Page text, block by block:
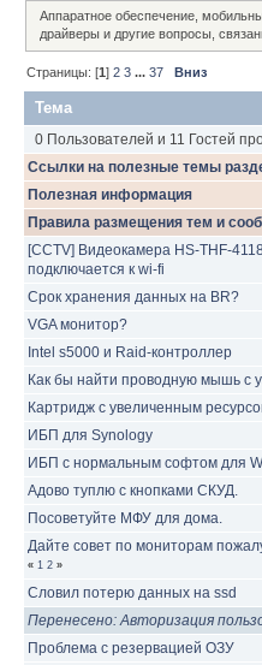
Аппаратное обеспечение,
драйверы и другие вопросы,
Страницы: [1]2 3 ...37 Вниз
Тема
0 Пользователей и 11 Гостей
Ссылки на полезные темы
Полезная информация
Правила размещения тем и
[CCTV] Видеокамера HS-THF-
подключается к wi-fi
Срок хранения данных на BR?
VGA монитор?
Intel s5000 и Raid-контроллер
Как бы найти проводную мышь с
Картридж с увеличенным
ИБП для Synology
ИБП с нормальным софтом для
Адово туплю с кнопками СКУД.
Посоветуйте МФУ для дома.
Дайте совет по мониторам
« 1 2 »
Словил потерю данных на ssd
Перенесено: Авторизация
Проблема с резервацией ОЗУ